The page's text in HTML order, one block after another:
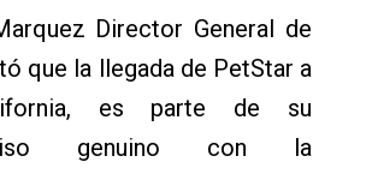
Director General de
que la llegada de PetStar a
es parte de su
genuino con la